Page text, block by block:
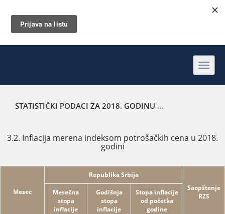
STATISTIČKI PODACI ZA 2018. GODINU
3.2. Inflacija merena indeksom potrošačkih cena u 2018.
godini
Mesec
Republika Srbija
Saopštenje
RZS
Mesečna
stopa
inflacije
Godišnja
stopa
inflacije
Stopa inflacije
od početka
godine